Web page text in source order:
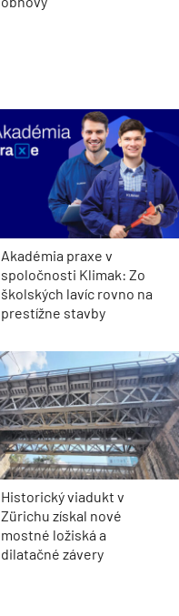
Akadémia praxe v
spoločnosti Klimak: Zo
školských lavíc rovno na
prestížne stavby
Historický viadukt v
Zürichu získal nové
mostné ložiská a
dilatačné závery